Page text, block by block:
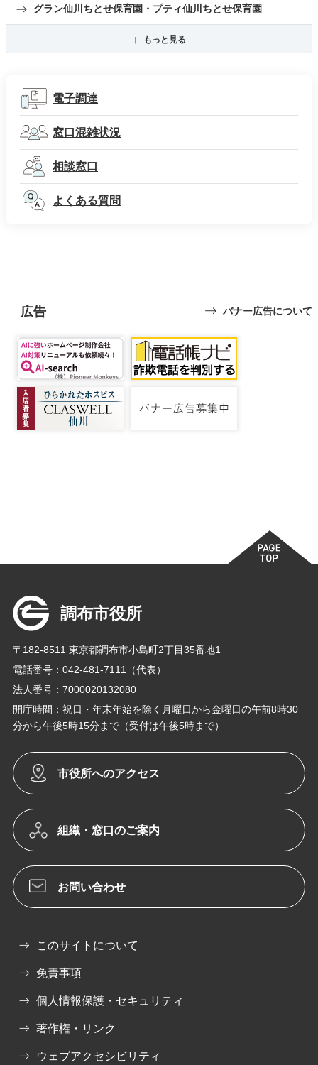
グラン仙川ちとせ保育園・プティ仙川ちとせ保育園
もっと見る
電子調達
窓口混雑状況
相談窓口
よくある質問
広告 バナー広告について
調布市役所
〒182-8511 東京都調布市小島町2丁目35番地1
電話番号：042-481-7111（代表）
法人番号：7000020132080
開庁時間：祝日・年末年始を除く月曜日から金曜日の午前8時30
分から午後5時15分まで（受付は午後5時まで）
市役所へのアクセス
組織・窓口のご案内
お問い合わせ
このサイトについて
免責事項
個人情報保護・セキュリティ
著作権・リンク
ウェブアクセシビリティ